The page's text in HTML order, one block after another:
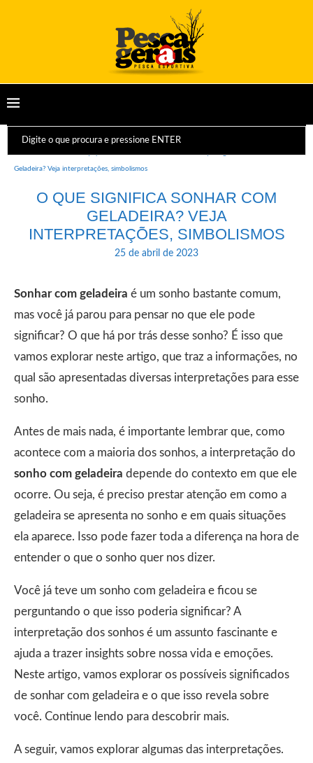
Geladeira? Veja interpretações, simbolismos
O QUE SIGNIFICA SONHAR COM
GELADEIRA? VEJA
INTERPRETAÇÕES, SIMBOLISMOS
25 de abril de 2023
Sonhar com geladeira é um sonho bastante comum,
mas você já parou para pensar no que ele pode
significar? O que há por trás desse sonho? É isso que
vamos explorar neste artigo, que traz a informações, no
qual são apresentadas diversas interpretações para esse
sonho.
Antes de mais nada, é importante lembrar que, como
acontece com a maioria dos sonhos, a interpretação do
sonho com geladeira depende do contexto em que ele
ocorre. Ou seja, é preciso prestar atenção em como a
geladeira se apresenta no sonho e em quais situações
ela aparece. Isso pode fazer toda a diferença na hora de
entender o que o sonho quer nos dizer.
Você já teve um sonho com geladeira e ficou se
perguntando o que isso poderia significar? A
interpretação dos sonhos é um assunto fascinante e
ajuda a trazer insights sobre nossa vida e emoções.
Neste artigo, vamos explorar os possíveis significados
de sonhar com geladeira e o que isso revela sobre
você. Continue lendo para descobrir mais.
A seguir, vamos explorar algumas das interpretações.